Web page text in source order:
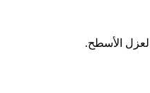
الأسطح.